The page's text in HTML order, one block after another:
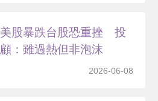
美股暴跌台股恐重挫 投
顧：雖過熱但非泡沫
2026-06-08